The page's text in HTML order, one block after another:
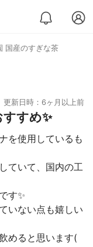
国産のすぎな茶
更新日時：6ヶ月以上前
すめ✨
を使用しているも
ていて、国内の工
す✨
いない点も嬉しい
めると思います(